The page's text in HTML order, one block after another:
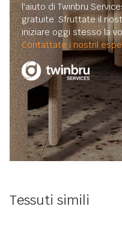
l'aiuto di Twinbru
gratuite. Sfruttate il
iniziare oggi stesso la
Contattate i nostril
Tessuti simili